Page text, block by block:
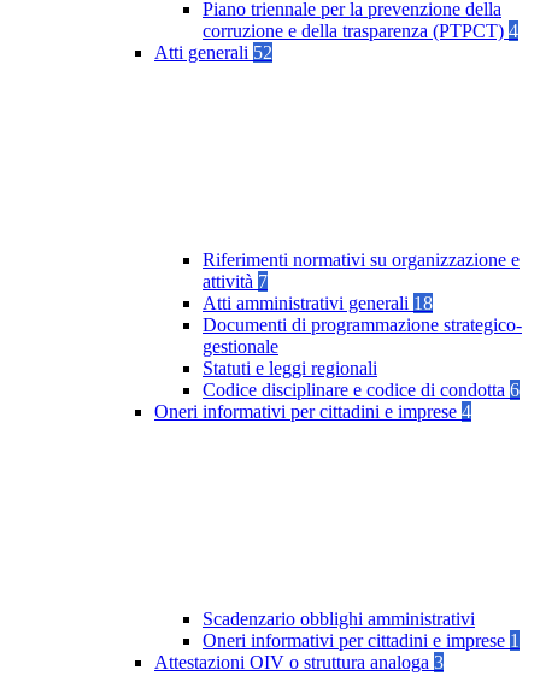
Piano triennale per la prevenzione della
corruzione e della trasparenza (PTPCT) 4
Atti generali 52
Riferimenti normativi su organizzazione e
attività 7
Atti amministrativi generali 18
Documenti di programmazione strategico-
gestionale
Statuti e leggi regionali
Codice disciplinare e codice di condotta 6
Oneri informativi per cittadini e imprese 4
Scadenzario obblighi amministrativi
Oneri informativi per cittadini e imprese 1
Attestazioni OIV o struttura analoga 3